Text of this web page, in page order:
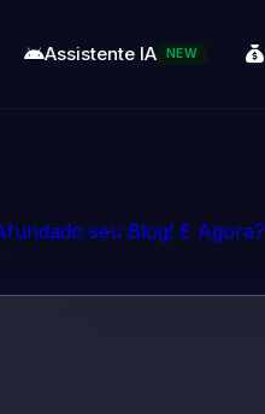
Assistente IA NEW
seu Blog! E Agora?